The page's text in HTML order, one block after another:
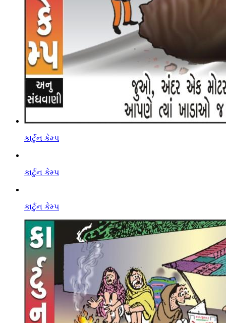
કાર્ટુન કેમ્પ
કાર્ટુન કેમ્પ
કાર્ટુન કેમ્પ